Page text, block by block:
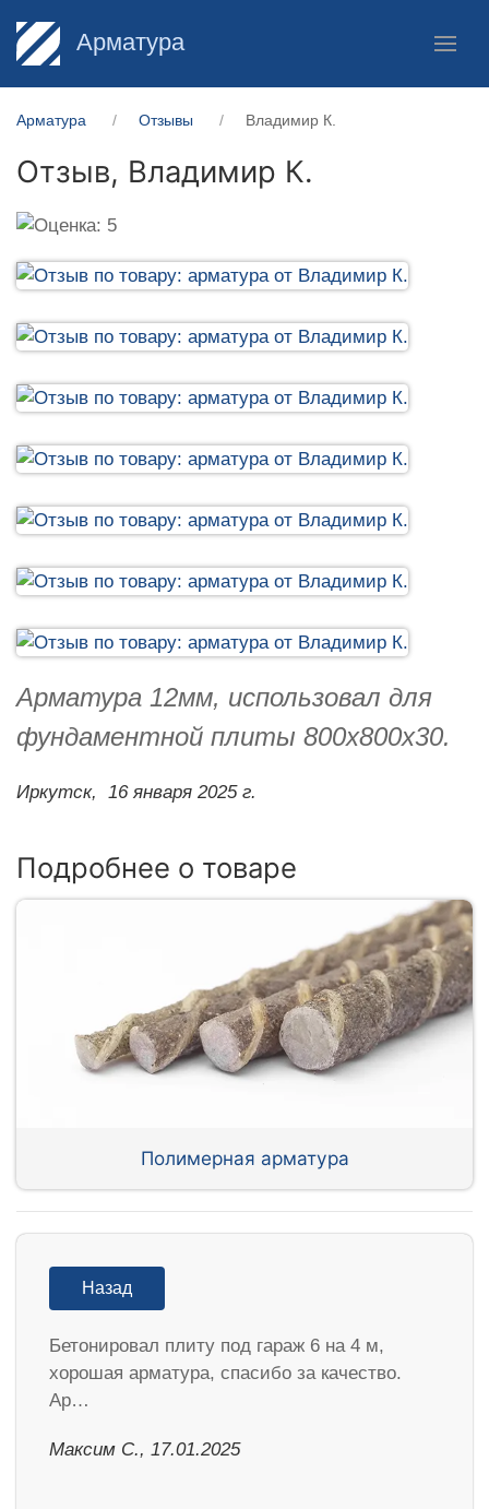
Арматура
Арматура Отзывы Владимир К.
Отзыв, Владимир К.
Арматура 12мм, использовал для
фундаментной плиты 800х800х30.
Иркутск, 16 января 2025 г.
Подробнее о товаре
Полимерная арматура
Назад
Бетонировал плиту под гараж 6 на 4 м,
хорошая арматура, спасибо за качество.
Ар…
Максим С., 17.01.2025